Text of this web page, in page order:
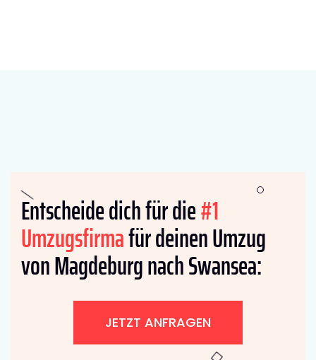
Entscheide dich für die#1
Umzugsfirmafür deinen Umzug
von Magdeburg nach Swansea:
JETZT ANFRAGEN